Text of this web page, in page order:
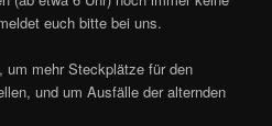
euch bitte bei uns.
um mehr Steckplätze für den
und um Ausfälle der alternden